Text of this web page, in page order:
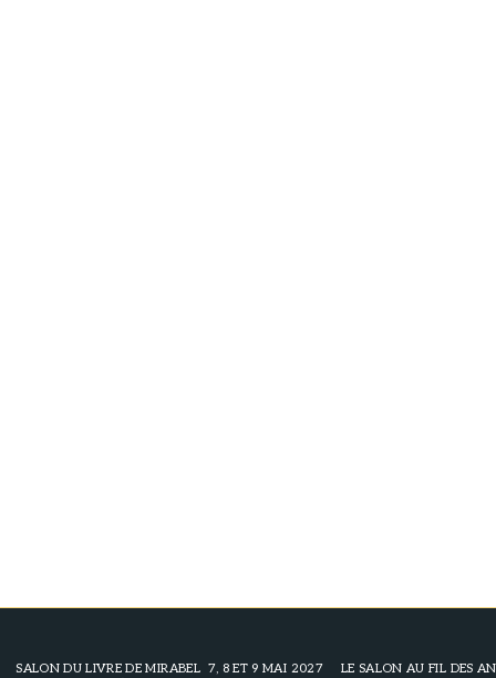
SALON DU LIVRE DE MIRABEL 7, 8 ET 9 MAI 2027
LE SALON AU FIL DES